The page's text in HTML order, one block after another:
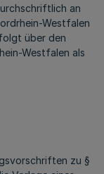
an
Westfalen
über den
Westfalen als
zu §